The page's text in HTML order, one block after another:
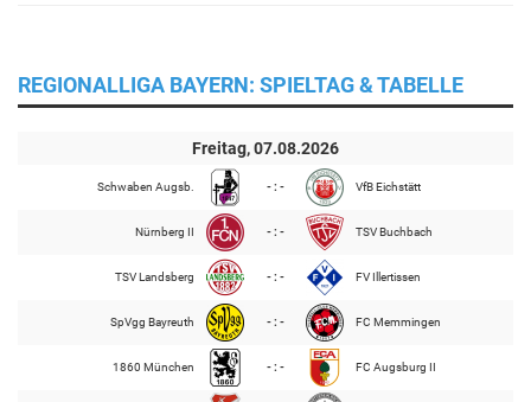
REGIONALLIGA BAYERN: SPIELTAG & TABELLE
Freitag, 07.08.2026
Schwaben Augsb. - : - VfB Eichstätt
Nürnberg II - : - TSV Buchbach
TSV Landsberg - : - FV Illertissen
SpVgg Bayreuth - : - FC Memmingen
1860 München - : - FC Augsburg II